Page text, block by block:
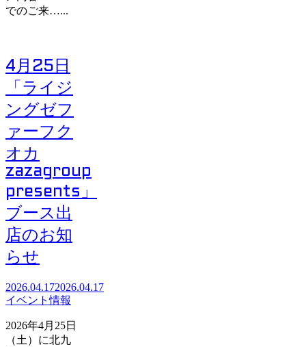
でのご来…...
4月25日
「ライジ
ングゼフ
ァーフク
オカ
zazagroup
presents」
ブース出
店のお知
らせ
2026.04.172026.04.17
イベント情報
2026年4月25日
（土）に北九